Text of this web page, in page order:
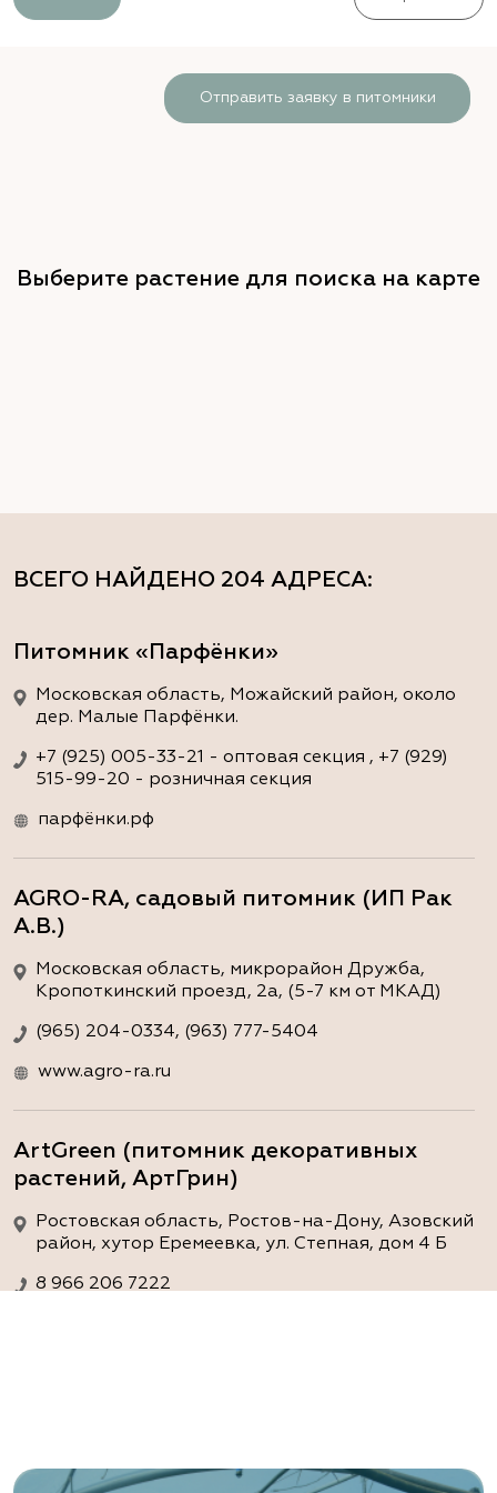
ВСЕГО НАЙДЕНО 204 АДРЕСА:
Питомник «Парфёнки»
Московская область, Можайский район, около
дер. Малые Парфёнки.
+7 (925) 005-33-21 - оптовая секция , +7 (929)
515-99-20 - розничная секция
парфёнки.рф
AGRO-RA, садовый питомник (ИП Рак
А.В.)
Московская область, микрорайон Дружба,
Кропоткинский проезд, 2а, (5-7 км от МКАД)
(965) 204-0334, (963) 777-5404
www.agro-ra.ru
ArtGreen (питомник декоративных
растений, АртГрин)
Ростовская область, Ростов-на-Дону, Азовский
район, хутор Еремеевка, ул. Степная, дом 4 Б
8 966 206 7222
Ростовская область, Ростов-на-Дону,
Отправить заявку в питомники
Выберите растение для поиска на карте